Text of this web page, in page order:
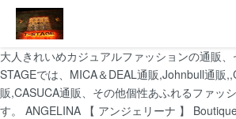
大人きれいめカジュアルファッションの通販
STAGEでは、MICA＆DEAL通販,Johnbull通販
販,CASUCA通販、その他個性あふれるファッ
す。 ANGELINA 【 アンジェリーナ 】